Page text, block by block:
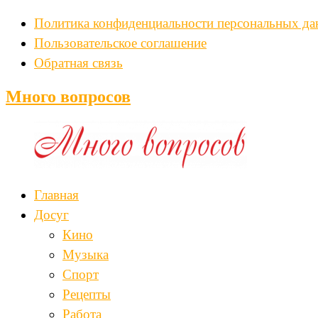
Политика конфиденциальности персональных
Пользовательское соглашение
Обратная связь
Много вопросов
Главная
Досуг
Кино
Музыка
Спорт
Рецепты
Работа